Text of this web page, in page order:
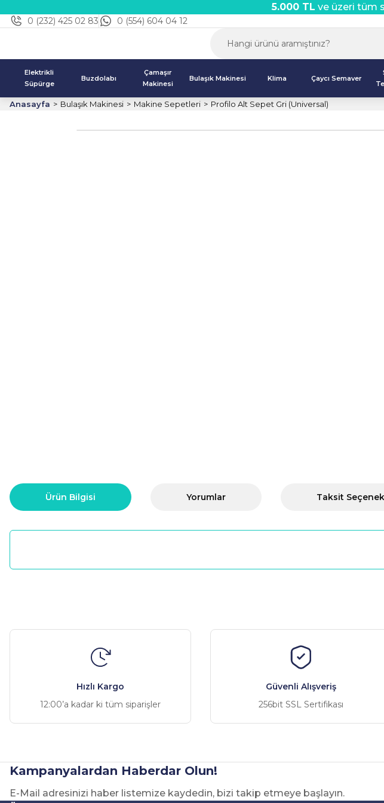
5.000 TL ve üzeri tüm
0 (232) 425 02 83 0 (554) 604 04 12
Elektrikli
Süpürge
Buzdolabı
Çamaşır
Makinesi
Bulaşık Makinesi Klima Çaycı Semaver
Anasayfa Bulaşık Makinesi Makine Sepetleri Profilo Alt Sepet Gri (Universal)
Ürün Bilgisi Yorumlar Taksit
Ürün açıklamasında eksik bilgiler bulunuyor.
Ürün fiyatı diğer sitelerden daha pahalı.
Hızlı Kargo
12:00’a kadar ki tüm siparişler
Güvenli Alışveriş
256bit SSL Sertifikası
Kampanyalardan Haberdar Olun!
E-Mail adresinizi haber listemize kaydedin, bizi takip etmeye başlayın.